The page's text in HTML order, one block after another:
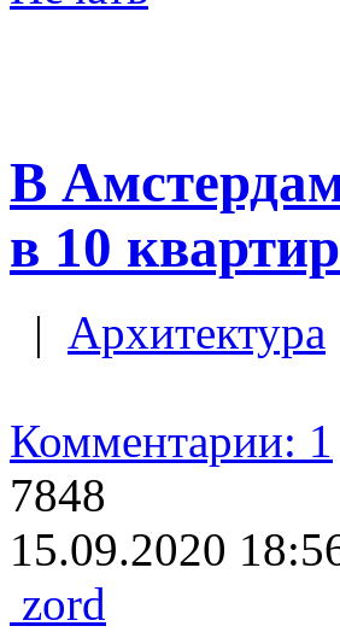
В
в 10
| Архитектура
Комментарии: 1
7848
15.09.2020
zord